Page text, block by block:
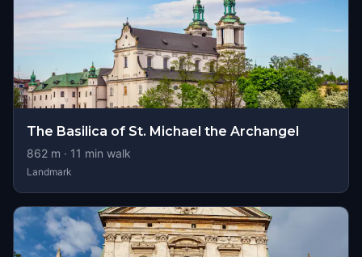
The Basilica of St. Michael the Archangel
862 m · 11 min walk
Landmark